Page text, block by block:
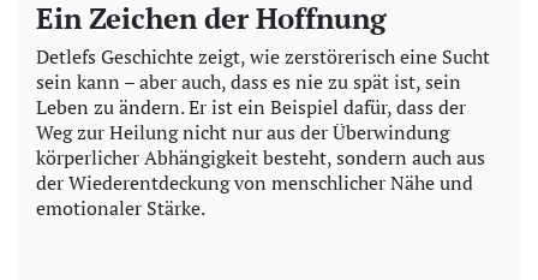
Ein Zeichen der Hoffnung
Detlefs Geschichte zeigt, wie zerstörerisch eine Sucht
sein kann – aber auch, dass es nie zu spät ist, sein
Leben zu ändern. Er ist ein Beispiel dafür, dass der
Weg zur Heilung nicht nur aus der Überwindung
körperlicher Abhängigkeit besteht, sondern auch aus
der Wiederentdeckung von menschlicher Nähe und
emotionaler Stärke.